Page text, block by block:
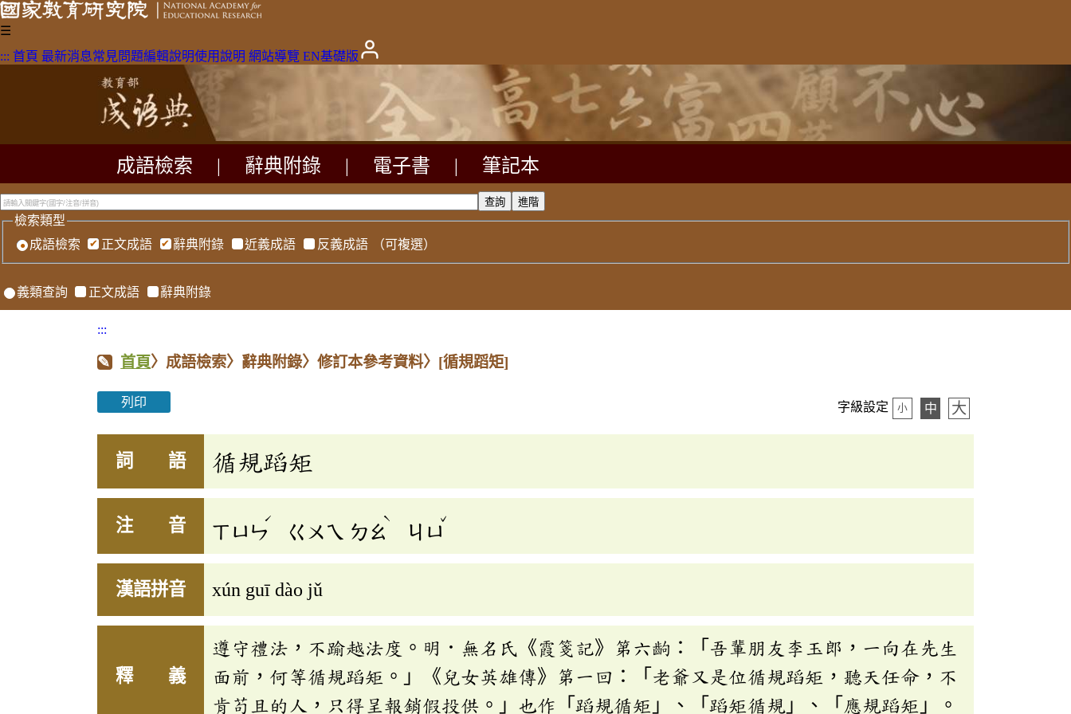
☰
::: 首頁 最新消息常見問題編輯說明使用說明 網站導覽 EN基礎版
成語檢索 辭典附錄 電子書 筆記本
檢索類型
成語檢索
正文成語 辭典附錄 近義成語 反義成語 （可複選）
義類查詢 正文成語 辭典附錄
:::
首頁〉成語檢索〉辭典附錄〉修訂本參考資料〉 [循規蹈矩]
列印 字級設定 小 中 大
詞 語 循規蹈矩
注 音 ㄒㄩㄣ
ˊ
ㄍㄨㄟ ㄉㄠ
ˋ
ㄐㄩ
ˇ
漢語拼音 xún guī dào jǔ
釋 義
遵守禮法，不踰越法度。明．無名氏《霞箋記》第六齣：「吾輩朋友李玉郎，一向在先生
面前，何等循規蹈矩。」《兒女英雄傳》第一回：「老爺又是位循規蹈矩，聽天任命，不
肯苟且的人，只得呈報銷假投供。」也作「蹈規循矩」、「蹈矩循規」、「應規蹈矩」。